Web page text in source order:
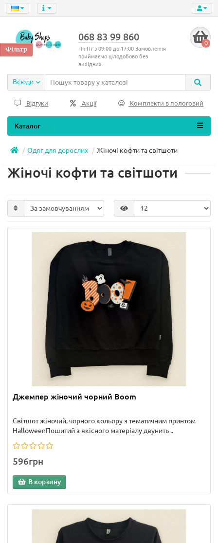
068 83 99 860
Пн-Пт з 09:00 до 17:00 Замовлення
приймаємо цілодобово без
вихідних.
0
Всюди
Відгуки Акції Комплекти в пологовий
Каталог
Одяг для дорослих Жіночі кофти та світшоти
Жіночі кофти та світшоти
Джемпер жіночий чорний Boom
Світшот жіночий, чорного кольору з тематичним принтом
HalloweenПошитий з якісного матеріалу двунить ..
596грн
В корзину